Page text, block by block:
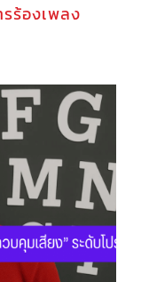
ร้องเพลง